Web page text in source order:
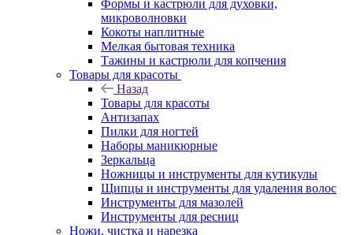
Формы и кастрюли для духовки,
микроволновки
Кокоты наплитные
Мелкая бытовая техника
Тажины и кастрюли для копчения
Товары для красоты
Назад
Товары для красоты
Антизапах
Пилки для ногтей
Наборы маникюрные
Зеркальца
Ножницы и инструменты для кутикулы
Щипцы и инструменты для удаления волос
Инструменты для мазолей
Инструменты для ресниц
Ножи, чистка и нарезка